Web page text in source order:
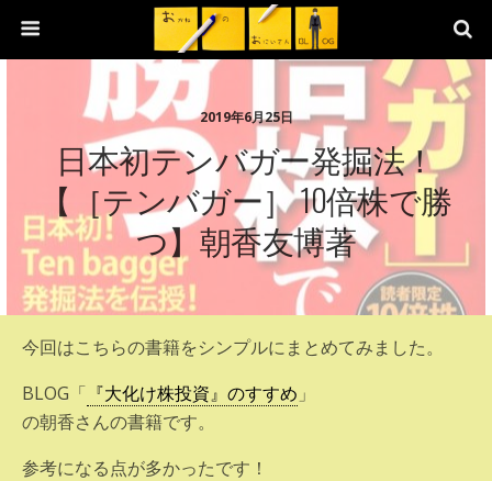
2019年6月25日
日本初テンバガー発掘法！
【［テンバガー］ 10倍株で勝
つ】朝香友博著
今回はこちらの書籍をシンプルにまとめてみました。
BLOG「 『大化け株投資』のすすめ 」
の朝香さんの書籍です。
参考になる点が多かったです！